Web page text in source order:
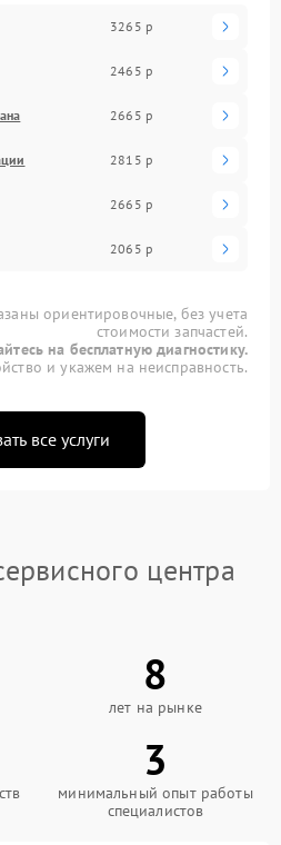
3265 р
2465 р
2665 р
2815 р
2665 р
2065 р
ориентировочные, без учета
стоимости запчастей.
на бесплатную диагностику.
и укажем на неисправность.
все услуги
центра
8
лет на рынке
3
минимальный опыт работы
специалистов